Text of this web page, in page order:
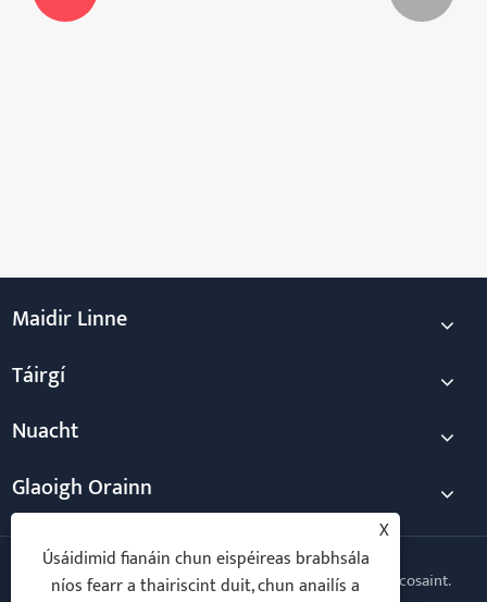
Maidir Linne
Táirgí
Nuacht
Glaoigh Orainn
Cóipcheart © 2026 Taili Electric Co., Ltd. Gach ceart ar cosaint.
X
Úsáidimid fianáin chun eispéireas brabhsála
níos fearr a thairiscint duit, chun anailís a